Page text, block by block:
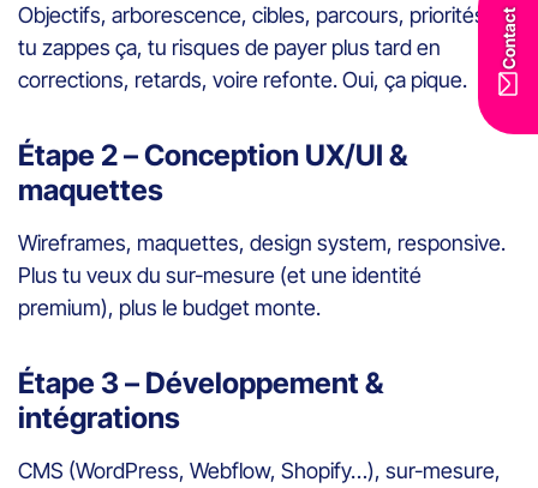
Contact
Objectifs, arborescence, cibles, parcours, priorités. Si
tu zappes ça, tu risques de payer plus tard en
corrections, retards, voire refonte. Oui, ça pique.
Étape 2 – Conception UX/UI &
maquettes
Wireframes, maquettes, design system, responsive.
Plus tu veux du sur-mesure (et une identité
premium), plus le budget monte.
Étape 3 – Développement &
intégrations
CMS (WordPress, Webflow, Shopify…), sur-mesure,